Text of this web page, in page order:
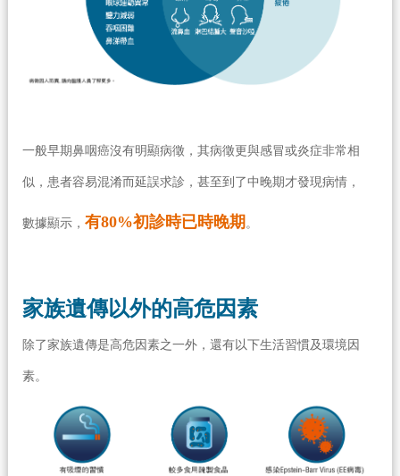
一般早期鼻咽癌沒有明顯病徵，其病徵更與感冒或炎症非常相
似，患者容易混淆而延誤求診，甚至到了中晚期才發現病情，
數據顯示， 有80%初診時已時晚期 。
家族遺傳以外的高危因素
除了家族遺傳是高危因素之一外，還有以下生活習慣及環境因
素。